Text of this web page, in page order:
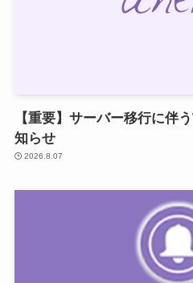
【重要】サーバー移行に伴
知らせ
2026.8.07